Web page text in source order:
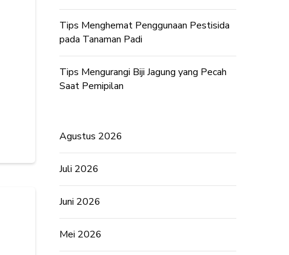
Tips Menghemat Penggunaan Pestisida
pada Tanaman Padi
Tips Mengurangi Biji Jagung yang Pecah
Saat Pemipilan
Agustus 2026
Juli 2026
Juni 2026
Mei 2026